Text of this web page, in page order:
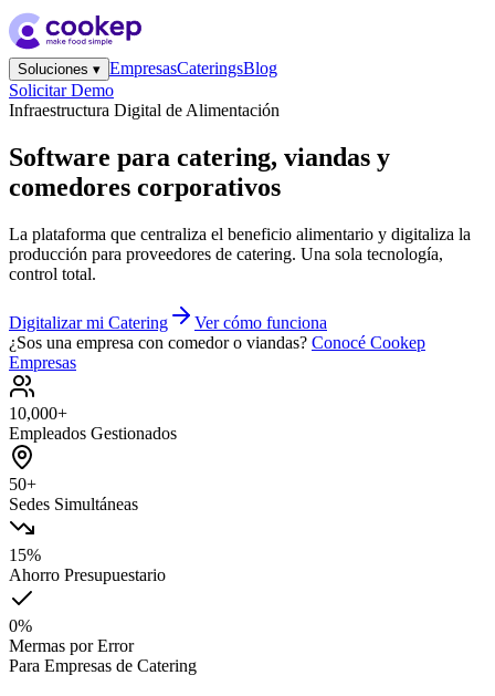
Soluciones ▾ EmpresasCateringsBlog
Solicitar Demo
Infraestructura Digital de Alimentación
Software para catering, viandas y
comedores corporativos
La plataforma que centraliza el beneficio alimentario y digitaliza la
producción para proveedores de catering. Una sola tecnología,
control total.
Digitalizar mi Catering
Ver cómo funciona
¿Sos una empresa con comedor o viandas? Conocé Cookep
Empresas
10,000+
Empleados Gestionados
50+
Sedes Simultáneas
15%
Ahorro Presupuestario
0%
Mermas por Error
Para Empresas de Catering